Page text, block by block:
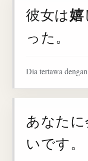
彼女は嬉
った。
Dia tertawa
あなた
いです。